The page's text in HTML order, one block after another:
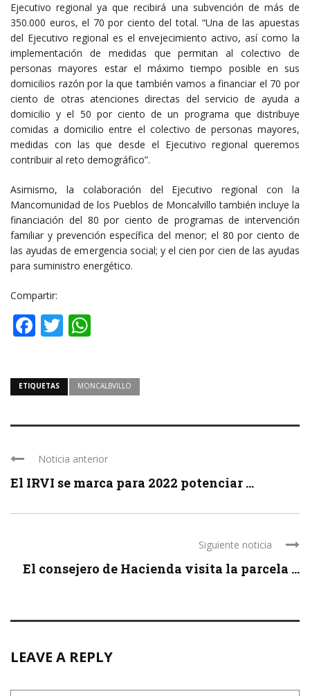
Ejecutivo regional ya que recibirá una subvención de más de
350.000 euros, el 70 por ciento del total. “Una de las apuestas
del Ejecutivo regional es el envejecimiento activo, así como la
implementación de medidas que permitan al colectivo de
personas mayores estar el máximo tiempo posible en sus
domicilios razón por la que también vamos a financiar el 70 por
ciento de otras atenciones directas del servicio de ayuda a
domicilio y el 50 por ciento de un programa que distribuye
comidas a domicilio entre el colectivo de personas mayores,
medidas con las que desde el Ejecutivo regional queremos
contribuir al reto demográfico”.
Asimismo, la colaboración del Ejecutivo regional con la
Mancomunidad de los Pueblos de Moncalvillo también incluye la
financiación del 80 por ciento de programas de intervención
familiar y prevención específica del menor; el 80 por ciento de
las ayudas de emergencia social; y el cien por cien de las ayudas
para suministro energético.
Compartir:
Facebook
Twitter
ETIQUETAS MONCALBVILLO
Noticia anterior
El IRVI se marca para 2022 potenciar ...
Siguiente noticia
El consejero de Hacienda visita la parcela ...
LEAVE A REPLY